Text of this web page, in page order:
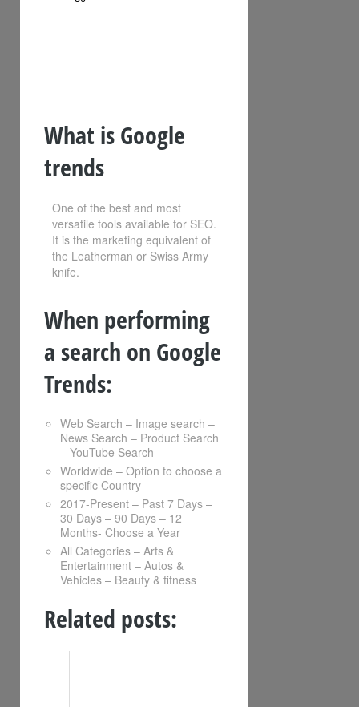
What is Google
trends
One of the best and most
versatile tools available for SEO.
It is the marketing equivalent of
the Leatherman or Swiss Army
knife.
When performing
a search on Google
Trends:
Web Search – Image search –
News Search – Product Search
– YouTube Search
Worldwide – Option to choose a
specific Country
2017-Present – Past 7 Days –
30 Days – 90 Days – 12
Months- Choose a Year
All Categories – Arts &
Entertainment – Autos &
Vehicles – Beauty & fitness
Related posts: